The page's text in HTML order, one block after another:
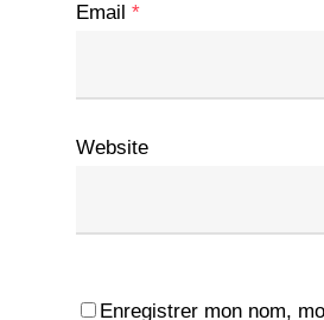
Email *
Website
Enregistrer mon nom,